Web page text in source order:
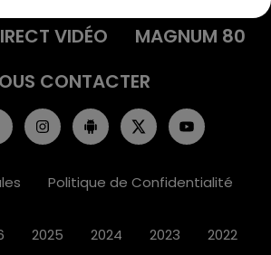
VIDÉO
MAGNUM 80
CONTACTER
Politique de Confidentialité
2025 2024 2023 2022